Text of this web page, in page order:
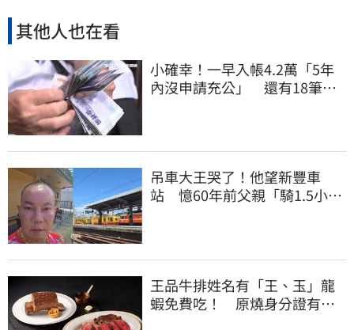
其他人也在看
小確幸！一早入帳4.2萬「5年
內沒申請充公」 還有18筆錢
吊車大王哭了！他望新豐車
站 憶60年前父親「騎1.5小時
王品牛排姓名有「王、玉」龍
蝦免費吃！ 原燒身分證有